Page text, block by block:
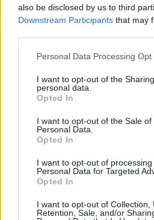
also be disclosed by us to third
Downstream Participants that may
Personal Data Processing Opt
I want to opt-out of the
personal data.
Opted In
I want to opt-out of the Sale of
Personal Data.
Opted In
I want to opt-out of processing
Personal Data for Targeted
Opted In
I want to opt-out of Collection,
Retention, Sale, and/or
Correo electrónico